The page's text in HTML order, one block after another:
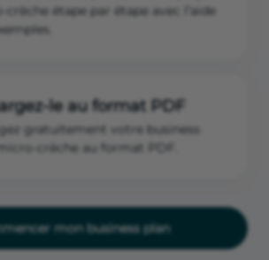
crèche étape par étape avec l’aide
le au format PDF
gratuitement votre business
crèche au format PDF.
mon business plan